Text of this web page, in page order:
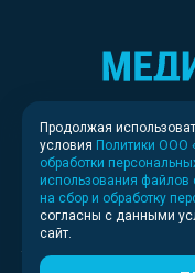
Свидетельство о
Федеральной службой
технологий и массовых
Продолжая
условия Политики ООО
обработки
использования файлов
на сбор и обработку
согласны с данными
сайт.